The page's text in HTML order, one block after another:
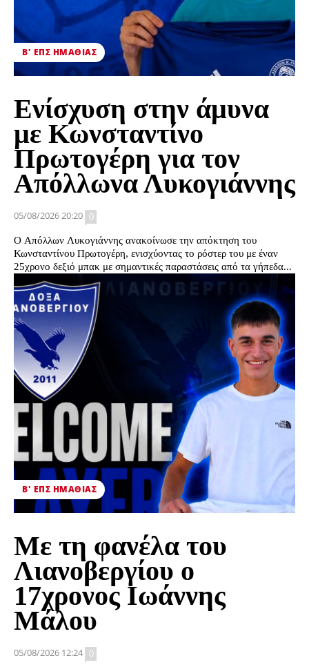
Β' ΕΠΣ ΗΜΑΘΊΑΣ
Ενίσχυση στην άμυνα
με Κωνσταντίνο
Πρωτογέρη για τον
Απόλλωνα Λυκογιάννης
05/08/2026 20:20 0
Ο Απόλλων Λυκογιάννης ανακοίνωσε την απόκτηση του
Κωνσταντίνου Πρωτογέρη, ενισχύοντας το ρόστερ του με έναν
25χρονο δεξιό μπακ με σημαντικές παραστάσεις από τα γήπεδα...
Β' ΕΠΣ ΗΜΑΘΊΑΣ
Με τη φανέλα του
Λιανοβεργίου ο
17χρονος Ιωάννης
Μάλου
05/08/2026 12:24 0